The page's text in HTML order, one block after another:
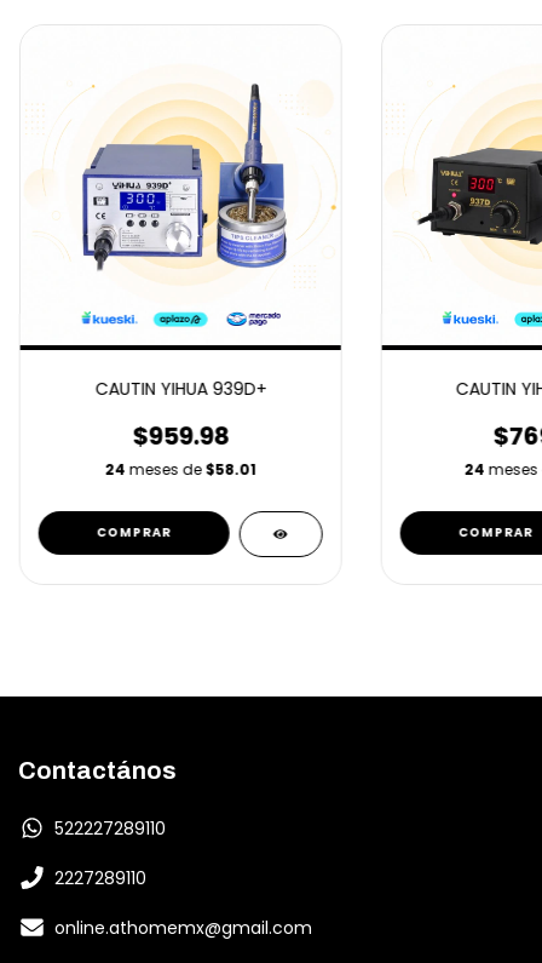
CAUTIN YIHUA 939D+
$959.98
24 meses de$58.01
CAUTIN
24
Contactános
522227289110
2227289110
online.athomemx@gmail.com